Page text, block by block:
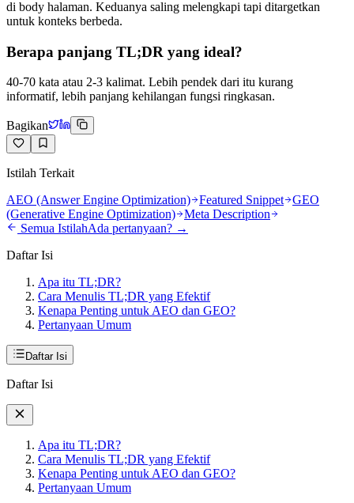
di body halaman. Keduanya saling melengkapi tapi ditargetkan
untuk konteks berbeda.
Berapa panjang TL;DR yang ideal?
40-70 kata atau 2-3 kalimat. Lebih pendek dari itu kurang
informatif, lebih panjang kehilangan fungsi ringkasan.
Bagikan
Istilah Terkait
AEO (Answer Engine Optimization)
Featured Snippet
GEO
(Generative Engine Optimization)
Meta Description
Semua IstilahAda pertanyaan? →
Daftar Isi
Apa itu TL;DR?
Cara Menulis TL;DR yang Efektif
Kenapa Penting untuk AEO dan GEO?
Pertanyaan Umum
Daftar Isi
Daftar Isi
Apa itu TL;DR?
Cara Menulis TL;DR yang Efektif
Kenapa Penting untuk AEO dan GEO?
Pertanyaan Umum